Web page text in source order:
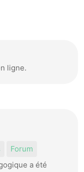
ligne.
Forum
a été